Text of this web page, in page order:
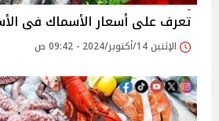
تعرف على أسعار الأسماك فى
الإثنين 14/أكتوبر/2024 - 09:42 ص